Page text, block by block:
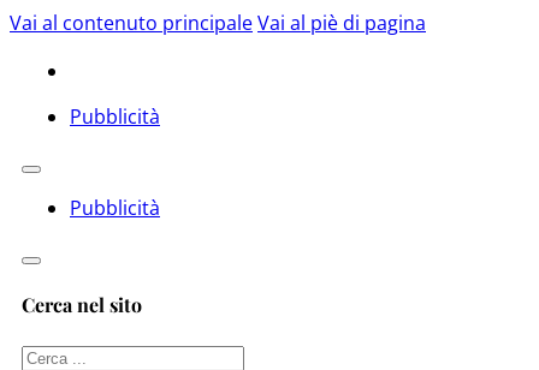
Vai al contenuto principaleVai al piè di pagina
Pubblicità
Pubblicità
Cerca nel sito
Cerca